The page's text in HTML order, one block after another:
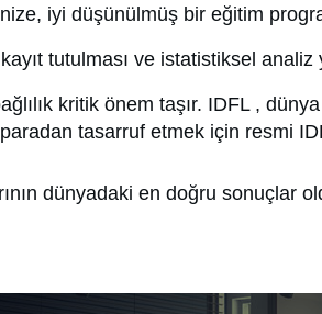
iyi düşünülmüş bir eğitim
tutulması ve istatistiksel analiz
kritik önem taşır. IDFL ,
tasarruf etmek için resmi
dünyadaki en doğru sonuçlar